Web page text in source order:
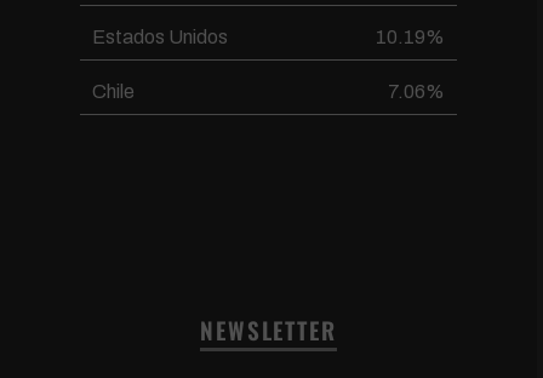
Estados Unidos 10.19%
Chile 7.06%
NEWSLETTER